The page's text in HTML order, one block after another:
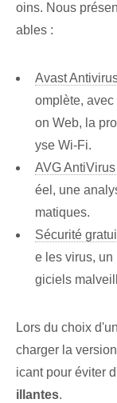
oins. Nous
ables :
Avast
omplète,
on Web, la
yse Wi-Fi.
AVG
éel, une
matiques.
Sécurité
e les virus, un
giciels
Lors du choix d'un
charger la
icant pour éviter
illantes.